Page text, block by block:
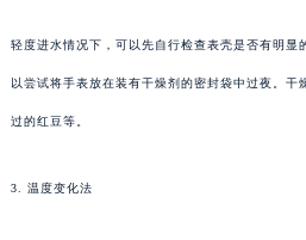
轻度进水情况下，可以先自行检查表壳是否有明显
以尝试将手表放在装有干燥剂的密封袋中过夜。干
过的红豆等。
3. 温度变化法